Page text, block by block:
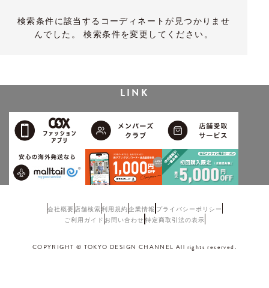
検索条件に該当するコーディネートが見つかりませ
んでした。 検索条件を変更してください。
LINK
会社概要 店舗検索利用規約企業情報 プライバシーポリシー
ご利用ガイド お問い合わせ 特定商取引法の表示
COPYRIGHT © TOKYO DESIGN CHANNEL All rights reserved.